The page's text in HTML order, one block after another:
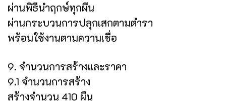
ผ่านพิธีนำฤกษ์ทุกผืน
ผ่านกระบวนการปลุกเสกตามตำรา
พร้อมใช้งานตามความเชื่อ
9. จำนวนการสร้างและราคา
9.1 จำนวนการสร้าง
สร้างจำนวน 410 ผืน